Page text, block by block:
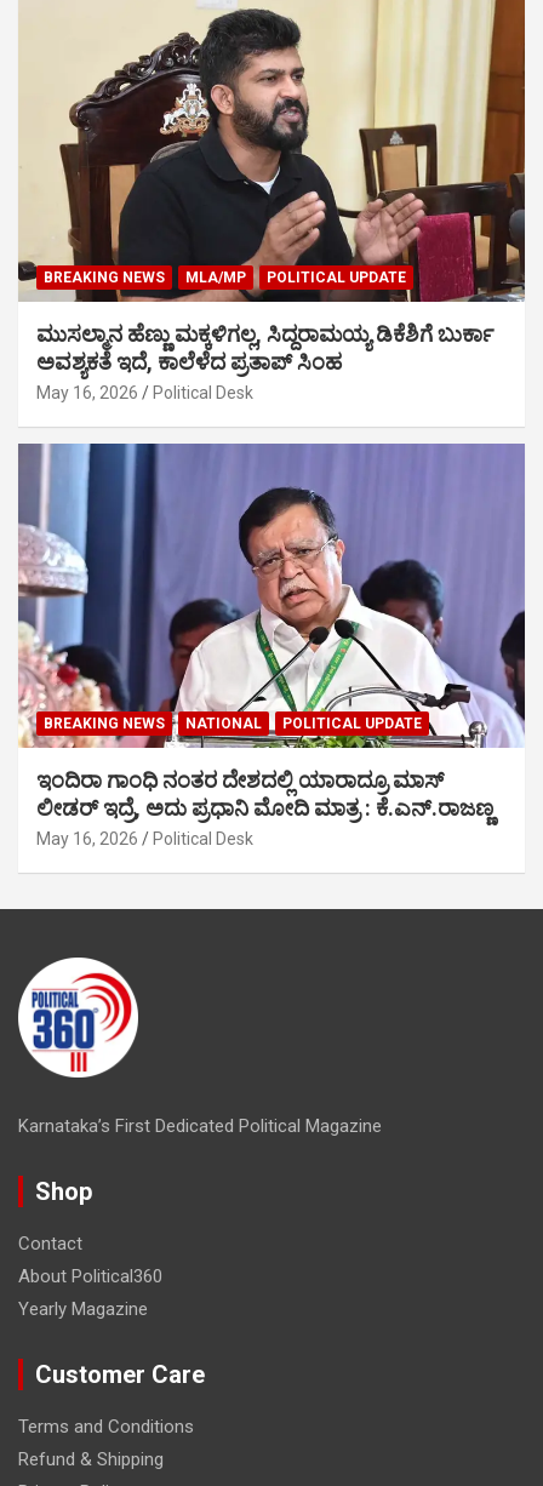
BREAKING NEWS MLA/MP POLITICAL UPDATE
ಮುಸಲ್ಮಾನ ಹೆಣ್ಣು ಮಕ್ಕಳಿಗಲ್ಲ, ಸಿದ್ದರಾಮಯ್ಯ ಡಿಕೆಶಿಗೆ ಬುರ್ಕಾ
ಅವಶ್ಯಕತೆ ಇದೆ, ಕಾಲೆಳೆದ ಪ್ರತಾಪ್ ಸಿಂಹ
May 16, 2026 Political Desk
BREAKING NEWS NATIONAL POLITICAL UPDATE
ಇಂದಿರಾ ಗಾಂಧಿ ನಂತರ ದೇಶದಲ್ಲಿ ಯಾರಾದ್ರೂ ಮಾಸ್
ಲೀಡರ್ ಇದ್ರೆ, ಅದು ಪ್ರಧಾನಿ ಮೋದಿ ಮಾತ್ರ : ಕೆ.ಎನ್.ರಾಜಣ್ಣ
May 16, 2026 Political Desk
Karnataka’s First Dedicated Political Magazine
Shop
Contact
About Political360
Yearly Magazine
Customer Care
Terms and Conditions
Refund & Shipping